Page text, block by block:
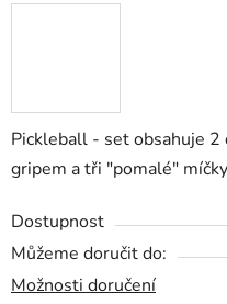
Pickleball - set obsahuje
gripem a tři "pomalé"
Dostupnost
Můžeme doručit do:
Možnosti doručení